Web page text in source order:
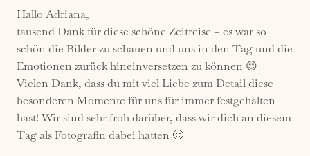
Hallo Adriana,
tausend Dank für diese schöne Zeitreise – es war so
schön die Bilder zu schauen und uns in den Tag und die
Emotionen zurück hineinversetzen zu können 😍
Vielen Dank, dass du mit viel Liebe zum Detail diese
besonderen Momente für uns für immer festgehalten
hast! Wir sind sehr froh darüber, dass wir dich an diesem
Tag als Fotografin dabei hatten 🙂